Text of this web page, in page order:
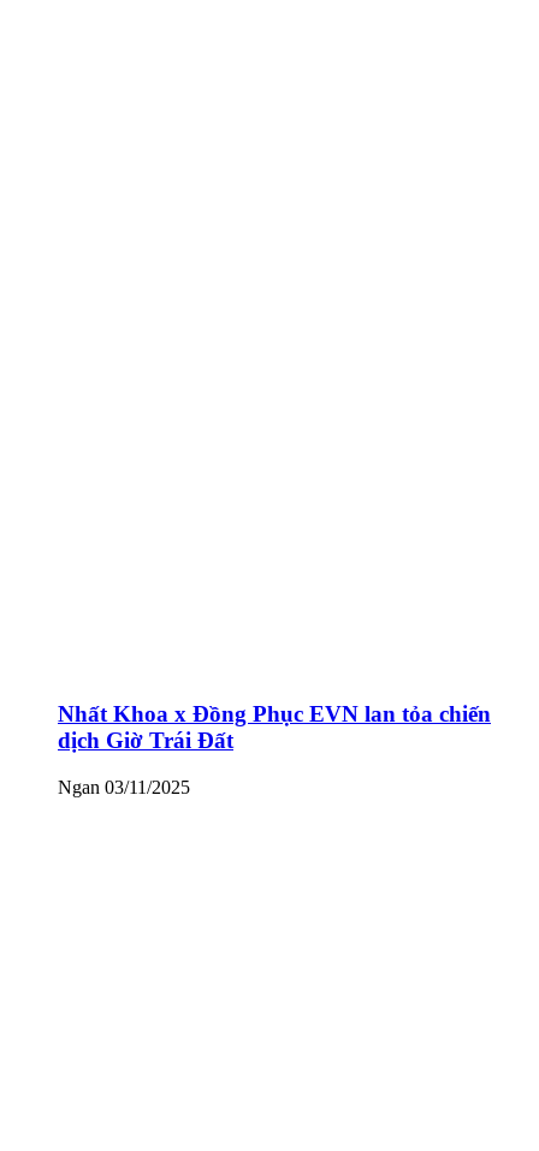
Nhất Khoa x Đồng Phục EVN lan tỏa chiến
dịch Giờ Trái Đất
Ngan 03/11/2025